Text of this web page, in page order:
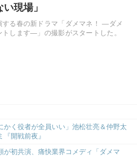
現場」
する春の新ドラマ「ダメマネ！ ―ダメ
します―」の撮影がスタートした。
かく役者が全員いい」池松壮亮＆仲野太
開戦前夜』
が初共演、痛快業界コメディ「ダメマ